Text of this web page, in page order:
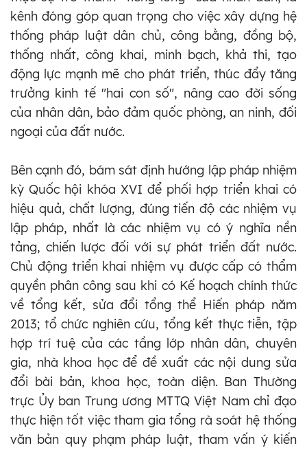
kênh đóng góp quan trọng cho việc xây dựng hệ
thống pháp luật dân chủ, công bằng, đồng bộ,
thống nhất, công khai, minh bạch, khả thi, tạo
động lực mạnh mẽ cho phát triển, thúc đẩy tăng
trưởng kinh tế "hai con số", nâng cao đời sống
của nhân dân, bảo đảm quốc phòng, an ninh, đối
ngoại của đất nước.
Bên cạnh đó, bám sát định hướng lập pháp nhiệm
kỳ Quốc hội khóa XVI để phối hợp triển khai có
hiệu quả, chất lượng, đúng tiến độ các nhiệm vụ
lập pháp, nhất là các nhiệm vụ có ý nghĩa nền
tảng, chiến lược đối với sự phát triển đất nước.
Chủ động triển khai nhiệm vụ được cấp có thẩm
quyền phân công sau khi có Kế hoạch chính thức
về tổng kết, sửa đổi tổng thể Hiến pháp năm
2013; tổ chức nghiên cứu, tổng kết thực tiễn, tập
hợp trí tuệ của các tầng lớp nhân dân, chuyên
gia, nhà khoa học để đề xuất các nội dung sửa
đổi bài bản, khoa học, toàn diện. Ban Thường
trực Ủy ban Trung ương MTTQ Việt Nam chỉ đạo
thực hiện tốt việc tham gia tổng rà soát hệ thống
văn bản quy phạm pháp luật, tham vấn ý kiến